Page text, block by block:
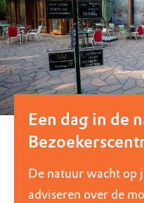
Een dag in de
De natuur wacht op
adviseren over de